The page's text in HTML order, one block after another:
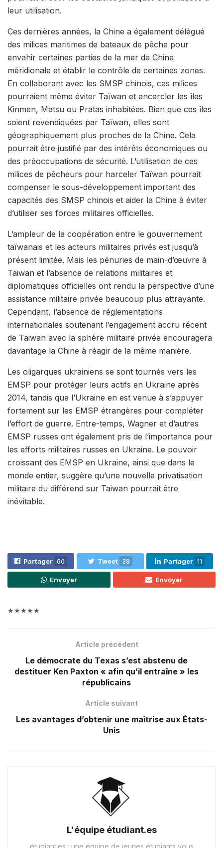
leur utilisation.
Ces dernières années, la Chine a également délégué
des milices maritimes de bateaux de pêche pour
envahir certaines parties de la mer de Chine
méridionale et établir le contrôle de certaines zones.
En collaborant avec les SMSP chinois, ces milices
pourraient même éviter Taïwan et encercler les îles
Kinmen, Matsu ou Pratas inhabitées. Bien que ces îles
soient revendiquées par Taïwan, elles sont
géographiquement plus proches de la Chine. Cela
pourrait être justifié par des intérêts économiques ou
des préoccupations de sécurité. L’utilisation de ces
milices de pêcheurs pour harceler Taïwan pourrait
compenser le sous-développement important des
capacités des SMSP chinois et aider la Chine à éviter
d’utiliser ses forces militaires officielles.
L’ampleur de la coopération entre le gouvernement
taïwanais et les acteurs militaires privés est jusqu’à
présent limitée. Mais les pénuries de main-d’œuvre à
Taiwan et l’absence de relations militaires et
diplomatiques officielles ont rendu la perspective d’une
assistance militaire privée beaucoup plus attrayante.
Cependant, l’absence de réglementations
internationales soutenant l’engagement accru récent
de Taiwan avec la sphère militaire privée encouragera
davantage la Chine à réagir de la même manière.
Les oligarques ukrainiens se sont tournés vers les
EMSP pour protéger leurs actifs en Ukraine après
2014, tandis que l’Ukraine en est venue à s’appuyer
fortement sur les EMSP étrangères pour compléter
l’effort de guerre. Entre-temps, Wagner et d’autres
EMSP russes ont également pris de l’importance pour
les efforts militaires russes en Ukraine. Le pouvoir
croissant des EMSP en Ukraine, ainsi que dans le
monde entier, suggère qu’une nouvelle privatisation
militaire du différend sur Taiwan pourrait être
inévitable.
Partager 60 Tweet 38 Partager 11
Envoyer Envoyer
★★★★★
Article précédent
Le démocrate du Texas s’est abstenu de
destituer Ken Paxton « afin qu’il entraîne » les
républicains
Article suivant
Les avantages d’obtenir une maîtrise aux États-
Unis
L'équipe étudiant.es
étudiant.es : une équipe de jeunes étudiants vous